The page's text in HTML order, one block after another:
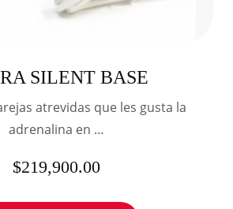
SILENT BASE
atrevidas que les gusta la
adrenalina en …
$219,900.00